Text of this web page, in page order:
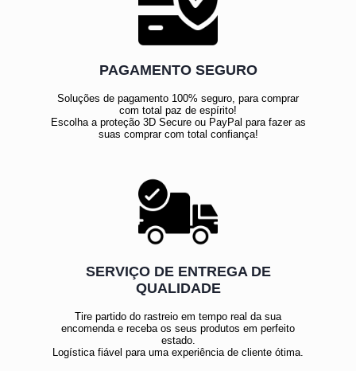
PAGAMENTO SEGURO
Soluções de pagamento 100% seguro, para comprar
com total paz de espírito!
Escolha a proteção 3D Secure ou PayPal para fazer as
suas comprar com total confiança!
SERVIÇO DE ENTREGA DE
QUALIDADE
Tire partido do rastreio em tempo real da sua
encomenda e receba os seus produtos em perfeito
estado.
Logística fiável para uma experiência de cliente ótima.